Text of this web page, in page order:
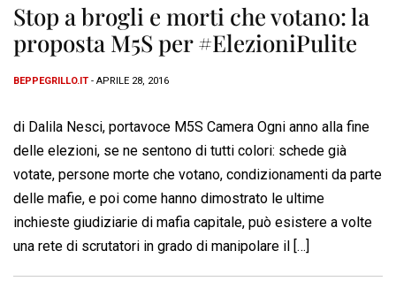
Stop a brogli e morti che votano: la
proposta M5S per #ElezioniPulite
BEPPEGRILLO.IT - APRILE 28, 2016
di Dalila Nesci, portavoce M5S Camera Ogni anno alla fine
delle elezioni, se ne sentono di tutti colori: schede già
votate, persone morte che votano, condizionamenti da parte
delle mafie, e poi come hanno dimostrato le ultime
inchieste giudiziarie di mafia capitale, può esistere a volte
una rete di scrutatori in grado di manipolare il […]